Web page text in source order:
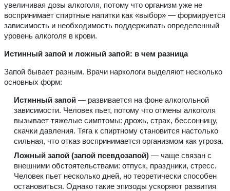
увеличивая дозы алкоголя, потому что организм уже не
воспринимает спиртные напитки как «выбор» — формируется
зависимость и необходимость поддерживать определенный
уровень алкоголя в крови.
Истинный запой и ложный запой: в чем разница
Запой бывает разным. Врачи наркологи выделяют несколько
основных форм:
Истинный запой— развивается на фоне алкогольной
зависимости. Человек пьет, потому что отмены алкоголя
вызывает тяжелые симптомы: дрожь, страх, бессонницу,
скачки давления. Тяга к спиртному становится настолько
сильная, что отказ воспринимается организмом как угроза.
Ложный запой (запой псевдозапой)— чаще связан с
внешними обстоятельствами: отпуск, праздники, стресс.
Человек пьет несколько дней, но теоретически способен
остановиться. Однако такие эпизоды ускоряют развития